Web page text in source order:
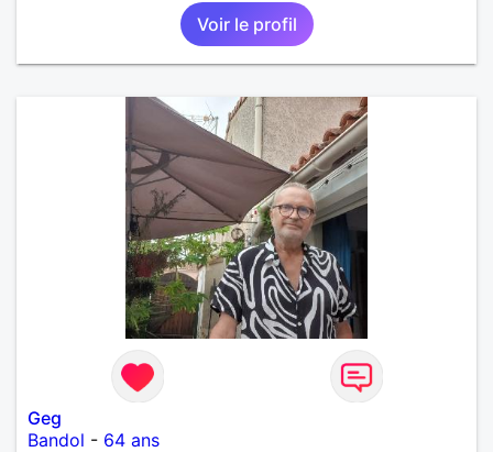
débuter, partager ensuite si le "feeling" se présente.
Voir le profil
Geg
Bandol - 64 ans